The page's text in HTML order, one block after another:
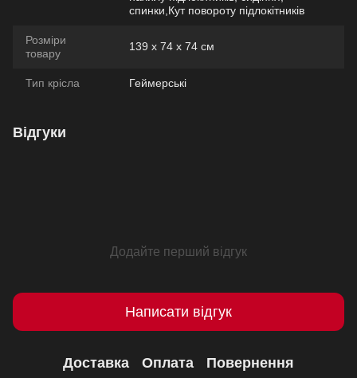
спинки,Кут повороту підлокітників
Розміри
товару
139 х 74 х 74 см
Тип крісла Геймерські
Відгуки
Додайте перший відгук
Написати відгук
Доставка Оплата Повернення